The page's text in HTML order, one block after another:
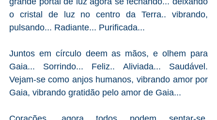
o cristal de luz no centro da Terra.. vibrando,
pulsando... Radiante... Purificada...
Juntos em círculo deem as mãos, e olhem para
Gaia... Sorrindo... Feliz.. Aliviada... Saudável.
Vejam-se como anjos humanos, vibrando amor por
Gaia, vibrando gratidão pelo amor de Gaia...